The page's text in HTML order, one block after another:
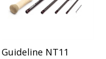
Guideline NT11